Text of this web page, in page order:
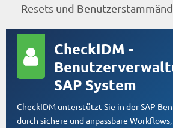
Resets und
CheckIDM -
SAP System
CheckIDM unterstützt Sie in der SAP
durch sichere und anpassbare